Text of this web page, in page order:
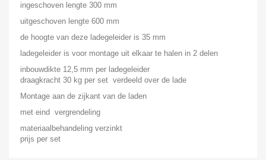
ingeschoven lengte 300 mm
uitgeschoven lengte 600 mm
de hoogte van deze ladegeleider is 35 mm
ladegeleider is voor montage uit elkaar te halen in 2 delen
inbouwdikte 12,5 mm per ladegeleider
draagkracht 30 kg per set verdeeld over de lade
Montage aan de zijkant van de laden
met eind vergrendeling
materiaalbehandeling verzinkt
prijs per set